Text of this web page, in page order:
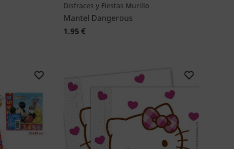
Disfraces y Fiestas Murillo
Mantel Dangerous
1.95 €